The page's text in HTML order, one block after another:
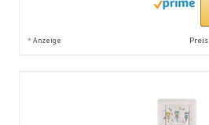
* Anzeige